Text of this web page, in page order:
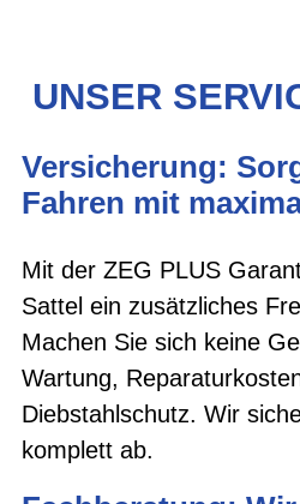
UNSER
Versicherung:
Fahren mit
Mit der ZEG PLUS
Sattel ein zusätzliches
Machen Sie sich keine
Wartung,
Diebstahlschutz. Wir
komplett ab.